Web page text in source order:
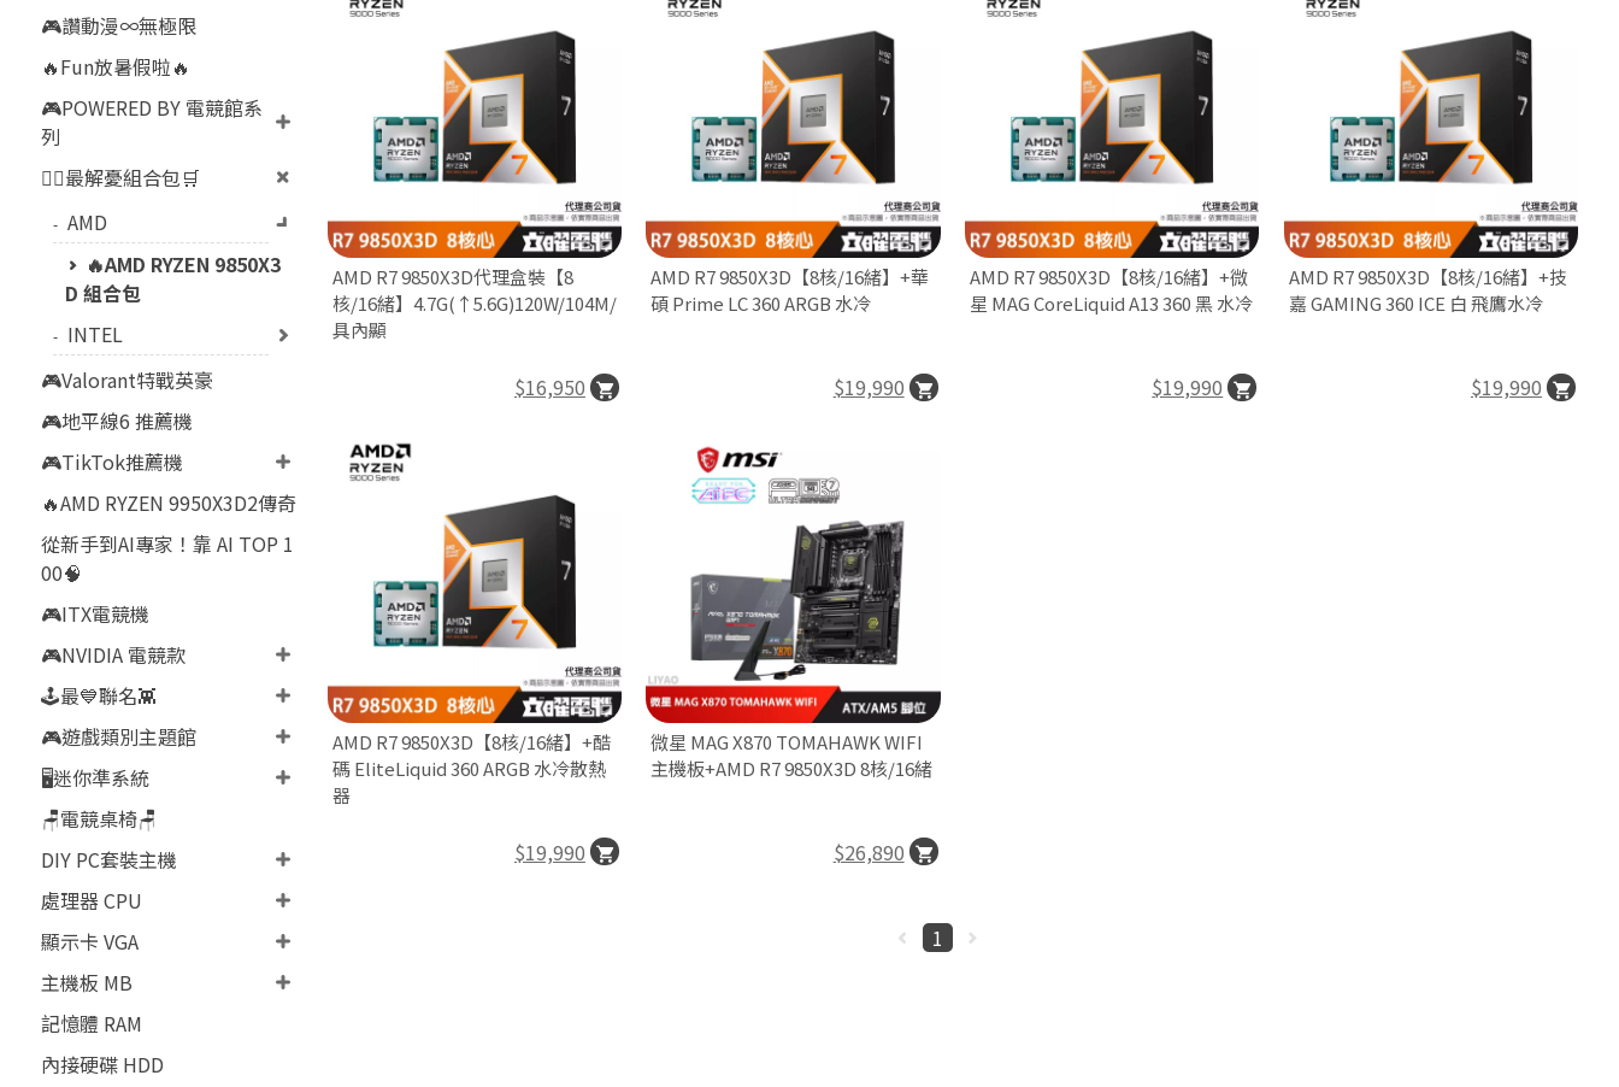
🎮讚動漫∞無極限
🔥Fun放暑假啦🔥
🎮POWERED BY 電競館系
列
👍🏻最解憂組合包🛒
AMD
🔥AMD RYZEN 9850X3
D 組合包
INTEL
🎮Valorant特戰英豪
🎮地平線6 推薦機
🎮TikTok推薦機
🔥AMD RYZEN 9950X3D2傳奇
從新手到AI專家！靠 AI TOP 1
00🧠
🎮ITX電競機
🎮NVIDIA 電競款
🕹️最💙聯名👾
🎮遊戲類別主題館
🖥️迷你準系統
🪑電競桌椅🪑
DIY PC套裝主機
處理器 CPU
顯示卡 VGA
主機板 MB
記憶體 RAM
內接硬碟 HDD
AMD R7 9850X3D代理盒裝【8
核/16緒】4.7G(↑5.6G)120W/104M/
具內顯
$16,950
AMD R7 9850X3D【8核/16緒】+華
碩 Prime LC 360 ARGB 水冷
$19,990
AMD R7 9850X3D【8核/16緒】+微
星 MAG CoreLiquid A13 360 黑 水冷
$19,990
AMD R7 9850X3D【8核/16緒】+技
嘉 GAMING 360 ICE 白 飛鷹水冷
$19,990
AMD R7 9850X3D【8核/16緒】+酷
碼 EliteLiquid 360 ARGB 水冷散熱
器
$19,990
微星 MAG X870 TOMAHAWK WIFI
主機板+AMD R7 9850X3D 8核/16緒
$26,890
1